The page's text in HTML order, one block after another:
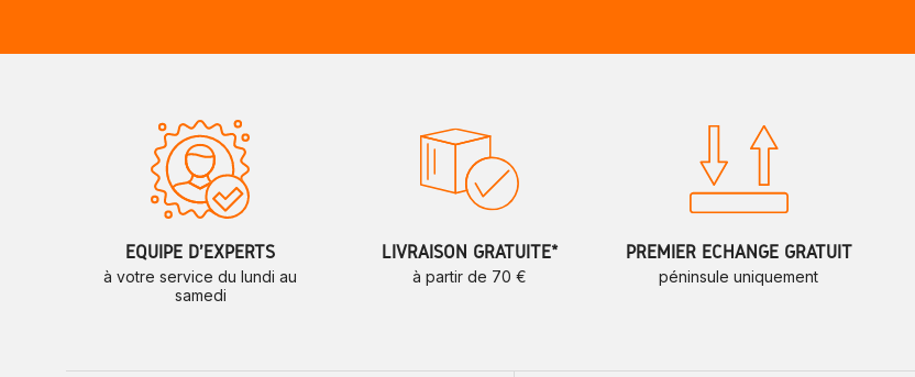
ÉQUIPE D'EXPERTS
à votre service du lundi au
samedi
LIVRAISON GRATUITE*
à partir de 70 €
PREMIER ÉCHANGE GRATUIT
péninsule uniquement